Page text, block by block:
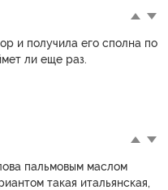
и получила его сполна по
ли еще раз.
пальмовым маслом
такая итальянская,